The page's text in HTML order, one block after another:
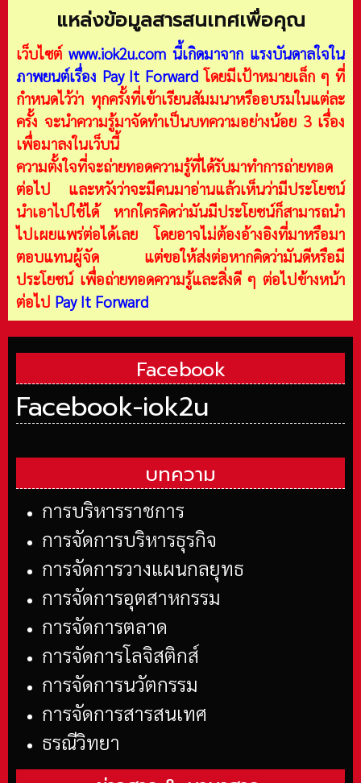
แหล่งข้อมูลสารสนเทศเพื่อคุณ
เว็บไซต์ www.iok2u.com นี้เกิดมาจาก แรงบันดาลใจใน
ภาพยนต์เรื่อง Pay It Forward โดยมีเป้าหมายเล็ก ๆ ที่
กำหนดไว้ว่า ทุกครั้งที่เข้าเรียนสัมมนาหรืออบรมในแต่ละ
ครั้ง จะนำความรู้มาจัดทำเป็นบทความอย่างน้อย 3 เรื่อง
เพื่อมาลงในเว็บนี้
ความตั้งใจที่จะถ่ายทอดความรู้ที่ได้รับมาทำการถ่ายทอด
ต่อไป และหวังว่าจะมีคนมาอ่านแล้วเห็นว่ามีประโยชน์
นำเอาไปใช้ได้ หากใครคิดว่ามันมีประโยชน์ก็สามารถนำ
ไปเผยแพร่ต่อได้เลย โดยอาจไม่ต้องอ้างอิงที่มาหรือมา
ตอบแทนผู้จัด แต่ขอให้ส่งต่อหากคิดว่ามันดีหรือมี
ประโยชน์ เพื่อถ่ายทอดความรู้และสิ่งดี ๆ ต่อไปข้างหน้า
ต่อไป Pay It Forward
Facebook
Facebook-iok2u
บทความ
การบริหารราชการ
การจัดการบริหารธุรกิจ
การจัดการวางแผนกลยุทธ
การจัดการอุตสาหกรรม
การจัดการตลาด
การจัดการโลจิสติกส์
การจัดการนวัตกรรม
การจัดการสารสนเทศ
ธรณีวิทยา